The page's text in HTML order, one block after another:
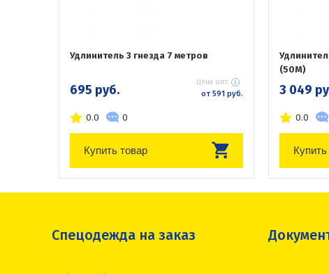
Удлинитель 3 гнезда 7 метров
695 руб. Цена опт:
от 591 руб.
0.0 0
Купить товар
(50М)
3 049
0.0
Спецодежда на заказ